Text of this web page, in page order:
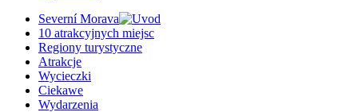
Severní Morava
10 atrakcyjnych miejsc
Regiony turystyczne
Atrakcje
Wycieczki
Ciekawe
Wydarzenia